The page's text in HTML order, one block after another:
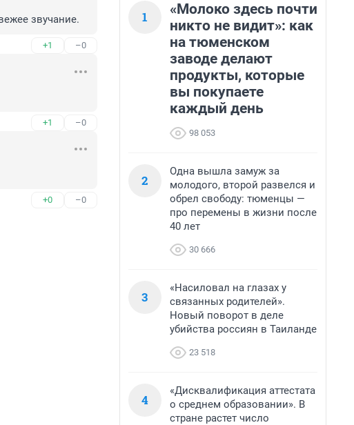
звучание.
+1 –0
+1 –0
+0 –0
1
«Молоко здесь почти
никто не видит»: как
на тюменском
заводе делают
продукты, которые
вы покупаете
каждый день
98 053
2
Одна вышла замуж за
молодого, второй развелся и
обрел свободу: тюменцы —
про перемены в жизни после
40 лет
30 666
3
«Насиловал на глазах у
связанных родителей».
Новый поворот в деле
убийства россиян в Таиланде
23 518
4
«Дисквалификация аттестата
о среднем образовании». В
стране растет число